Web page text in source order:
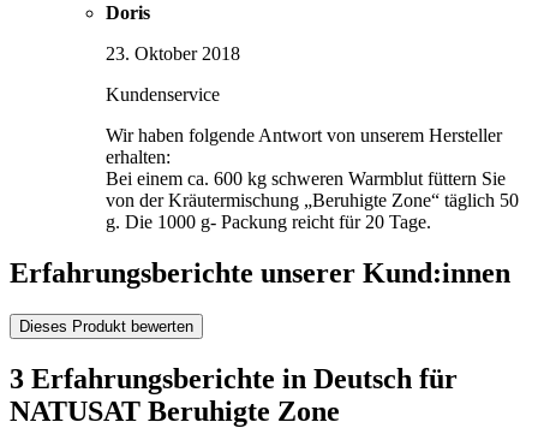
Doris
23. Oktober 2018
Kundenservice
Wir haben folgende Antwort von unserem Hersteller
erhalten:
Bei einem ca. 600 kg schweren Warmblut füttern Sie
von der Kräutermischung „Beruhigte Zone“ täglich 50
g. Die 1000 g- Packung reicht für 20 Tage.
Erfahrungsberichte unserer Kund:innen
Dieses Produkt bewerten
3 Erfahrungsberichte in Deutsch für
NATUSAT Beruhigte Zone